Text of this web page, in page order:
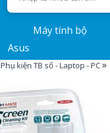
Máy tính bộ
Asus
Phụ kiện TB số - Laptop - PC